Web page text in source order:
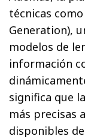
técnicas
Generation),
modelos de
información
significa que
más precisas
disponibles